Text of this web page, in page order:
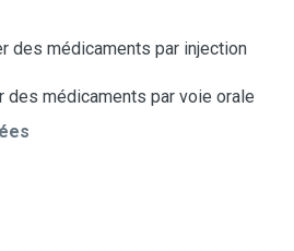
des médicaments par injection
médicaments par voie orale